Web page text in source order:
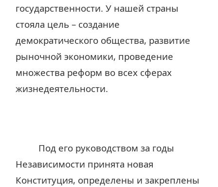
государственности. У нашей страны
стояла цель – создание
демократического общества, развитие
рыночной экономики, проведение
множества реформ во всех сферах
жизнедеятельности.
Под его руководством за годы
Независимости принята новая
Конституция, определены и закреплены